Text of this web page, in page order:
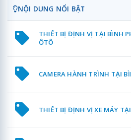
NỘI DUNG NỔI BẬT
THIẾT BỊ ĐỊNH VỊ TẠI BÌNH
ÔTÔ
CAMERA HÀNH TRÌNH TẠI
THIẾT BỊ ĐỊNH VỊ XE MÁY